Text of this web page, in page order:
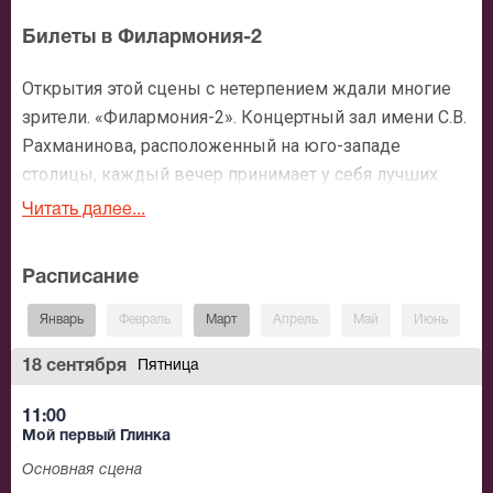
Билеты в Филармония-2
Открытия этой сцены с нетерпением ждали многие
зрители. «Филармония-2». Концертный зал имени С.В.
Рахманинова, расположенный на юго-западе
столицы, каждый вечер принимает у себя лучших
российских и зарубежных исполнителей. Его
музыка. Аудитория известного зала увеличивается с
каждым днем.
Организаторы заботятся об удобстве своих гостей.
движение бесплатных автобусов, которые
Читать далее...
Расписание
Январь Февраль Март Апрель Май Июнь
18 сентября Пятница
11:00
Мой первый Глинка
Основная сцена